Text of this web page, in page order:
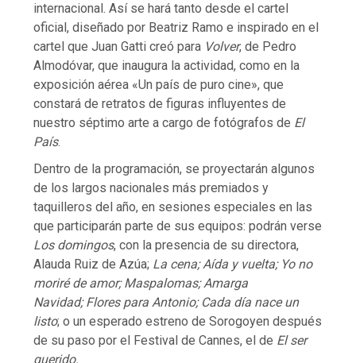
internacional. Así se hará tanto desde el cartel
oficial, diseñado por Beatriz Ramo e inspirado en el
cartel que Juan Gatti creó para Volver, de Pedro
Almodóvar, que inaugura la actividad, como en la
exposición aérea «Un país de puro cine», que
constará de retratos de figuras influyentes de
nuestro séptimo arte a cargo de fotógrafos de El
País.
Dentro de la programación, se proyectarán algunos
de los largos nacionales más premiados y
taquilleros del año, en sesiones especiales en las
que participarán parte de sus equipos: podrán verse
Los domingos, con la presencia de su directora,
Alauda Ruiz de Azúa; La cena; Aída y vuelta; Yo no
moriré de amor; Maspalomas; Amarga
Navidad; Flores para Antonio; Cada día nace un
listo; o un esperado estreno de Sorogoyen después
de su paso por el Festival de Cannes, el de El ser
querido.